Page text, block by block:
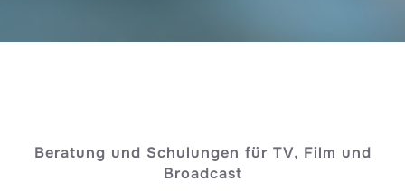
Beratung und Schulungen für TV, Film und
Broadcast